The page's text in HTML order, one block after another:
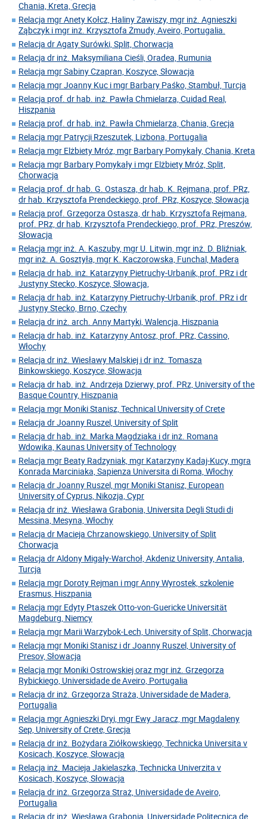
Chania, Kreta, Grecja
Relacja mgr Anety Kołcz, Haliny Zawiszy, mgr inż. Agnieszki
Ząbczyk i mgr inż. Krzysztofa Żmudy, Aveiro, Portugalia.
Relacja dr Agaty Surówki, Split, Chorwacja
Relacja dr inż. Maksymiliana Cieśli, Oradea, Rumunia
Relacja mgr Sabiny Czapran, Koszyce, Słowacja
Relacja mgr Joanny Kuc i mgr Barbary Paśko, Stambuł, Turcja
Relacja prof. dr hab. inż. Pawła Chmielarza, Cuidad Real,
Hiszpania
Relacja prof. dr hab. inż. Pawła Chmielarza, Chania, Grecja
Relacja mgr Patrycji Rzeszutek, Lizbona, Portugalia
Relacja mgr Elżbiety Mróz, mgr Barbary Pomykały, Chania, Kreta
Relacja mgr Barbary Pomykały i mgr Elżbiety Mróz, Split,
Chorwacja
Relacja prof. dr hab. G. Ostasza, dr hab. K. Rejmana, prof. PRz,
dr hab. Krzysztofa Prendeckiego, prof. PRz, Koszyce, Słowacja
Relacja prof. Grzegorza Ostasza, dr hab. Krzysztofa Rejmana,
prof. PRz, dr hab. Krzysztofa Prendeckiego, prof. PRz, Preszów,
Słowacja
Relacja mgr inż. A. Kaszuby, mgr U. Litwin, mgr inż. D. Bliźniak,
mgr inż. A. Gosztyła, mgr K. Kaczorowska, Funchal, Madera
Relacja dr hab. inż. Katarzyny Pietruchy-Urbanik, prof. PRz i dr
Justyny Stecko, Koszyce, Słowacja,
Relacja dr hab. inż. Katarzyny Pietruchy-Urbanik, prof. PRz i dr
Justyny Stecko, Brno, Czechy
Relacja dr inż. arch. Anny Martyki, Walencja, Hiszpania
Relacja dr hab. inż. Katarzyny Antosz, prof. PRz, Cassino,
Włochy
Relacja dr inż. Wiesławy Malskiej i dr inż. Tomasza
Binkowskiego, Koszyce, Słowacja
Relacja dr hab. inż. Andrzeja Dzierwy, prof. PRz, University of the
Basque Country, Hiszpania
Relacja mgr Moniki Stanisz, Technical University of Crete
Relacja dr Joanny Ruszel, University of Split
Relacja dr hab. inż. Marka Magdziaka i dr inż. Romana
Wdowika, Kaunas University of Technology
Relacja mgr Beaty Radzyniak, mgr Katarzyny Kadaj-Kucy, mgra
Konrada Marciniaka, Sapienza Universita di Roma, Włochy
Relacja dr Joanny Ruszel, mgr Moniki Stanisz, European
University of Cyprus, Nikozja, Cypr
Relacja dr inż. Wiesława Grabonia, Universita Degli Studi di
Messina, Mesyna, Włochy
Relacja dr Macieja Chrzanowskiego, University of Split
Chorwacja
Relacja dr Aldony Migały-Warchoł, Akdeniz University, Antalia,
Turcja
Relacja mgr Doroty Rejman i mgr Anny Wyrostek, szkolenie
Erasmus, Hiszpania
Relacja mgr Edyty Ptaszek Otto-von-Guericke Universität
Magdeburg, Niemcy
Relacja mgr Marii Warzybok-Lech, University of Split, Chorwacja
Relacja mgr Moniki Stanisz i dr Joanny Ruszel, University of
Presov, Słowacja
Relacja mgr Moniki Ostrowskiej oraz mgr inż. Grzegorza
Rybickiego, Universidade de Aveiro, Portugalia
Relacja dr inż. Grzegorza Straża, Universidade de Madera,
Portugalia
Relacja mgr Agnieszki Dryi, mgr Ewy Jaracz, mgr Magdaleny
Sep, University of Crete, Grecja
Relacja dr inż. Bożydara Ziółkowskiego, Technicka Universita v
Kosicach, Koszyce, Słowacja
Relacja inż. Macieja Jakielaszka, Technicka Univerzita v
Kosicach, Koszyce, Słowacja
Relacja dr inż. Grzegorza Straż, Universidade de Aveiro,
Portugalia
Relacja dr inż. Wiesława Grabonia, Universidade Politecnica de